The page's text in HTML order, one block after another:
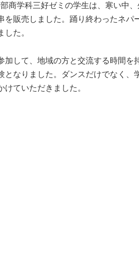
商学科三好ゼミの学生は、寒い中
販売しました。踊り終わったネパ
た。
して、地域の方と交流する時間を
なりました。ダンスだけでなく、
ていただきました。